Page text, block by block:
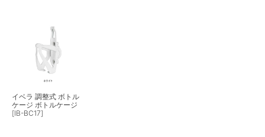
イベラ 調整式 ボトル
ケージ ボトルケージ
[IB-BC17]